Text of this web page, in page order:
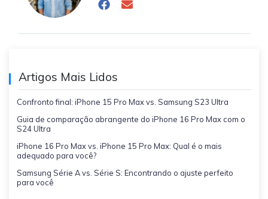
Artigos Mais Lidos
Confronto final: iPhone 15 Pro Max vs. Samsung S23 Ultra
Guia de comparação abrangente do iPhone 16 Pro Max com o
S24 Ultra
iPhone 16 Pro Max vs. iPhone 15 Pro Max: Qual é o mais
adequado para você?
Samsung Série A vs. Série S: Encontrando o ajuste perfeito
para você